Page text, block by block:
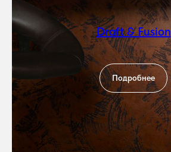
Draft & Fusion
Подробнее